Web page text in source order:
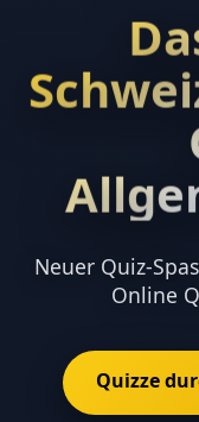
Neuer Quiz-
Online
Quizze